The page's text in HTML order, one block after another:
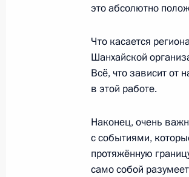
Подписан закон,
правового
погибших при
30 апреля 2021 года,
В Тверской
экспедиция
это абсолютно
Что касается
Шанхайской
Всё, что зависит от
в этой работе.
Наконец, очень
с событиями,
протяжённую
само собой